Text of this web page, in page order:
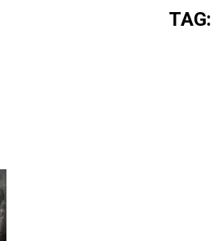
TAG: